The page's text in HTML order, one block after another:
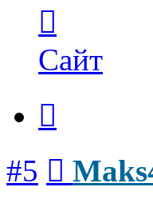
пользователя
Maks42
Сайт
#5